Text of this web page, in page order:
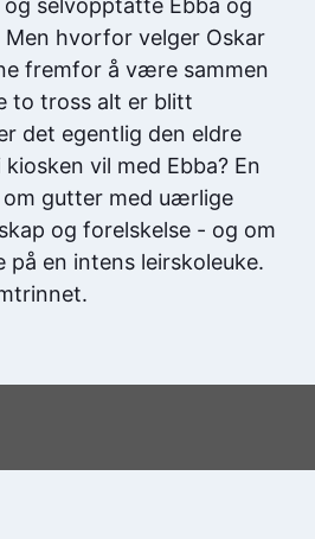
selvopptatte Ebba og
Men hvorfor velger Oskar
fremfor å være sammen
to tross alt er blitt
det egentlig den eldre
vil med Ebba? En
gutter med uærlige
og forelskelse - og om
på en intens leirskoleuke.